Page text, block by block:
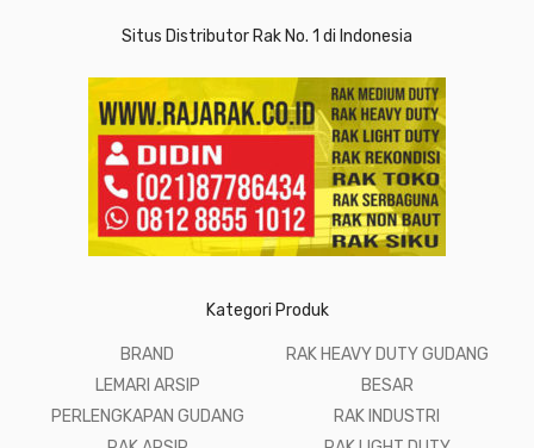
Situs Distributor Rak No. 1 di Indonesia
Kategori Produk
BRAND
LEMARI ARSIP
PERLENGKAPAN GUDANG
RAK HEAVY DUTY GUDANG
BESAR
RAK INDUSTRI